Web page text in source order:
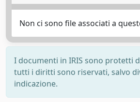
Non ci sono file associati a
I documenti in IRIS sono protetti
tutti i diritti sono riservati, salvo
indicazione.